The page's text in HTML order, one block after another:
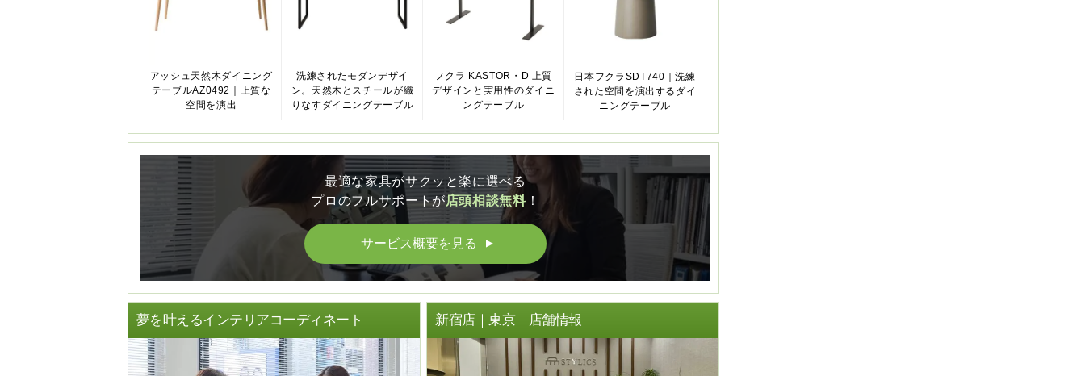
アッシュ天然木ダイニング
テーブルAZ0492｜上質な
空間を演出
洗練されたモダンデザイ
ン。天然木とスチールが織
りなすダイニングテーブル
フクラ KASTOR・D 上質
デザインと実用性のダイニ
ングテーブル
日本フクラSDT740｜洗練
された空間を演出するダイ
ニングテーブル
最適な家具がサクッと楽に選べる
プロのフルサポートが店頭相談無料！
サービス概要を見る ▲
夢を叶えるインテリアコーディネート 新宿店｜東京 店舗情報